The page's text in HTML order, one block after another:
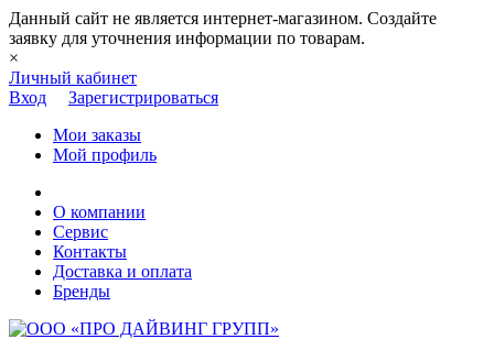
Данный сайт не является интернет-магазином. Создайте
заявку для уточнения информации по товарам.
×
Личный кабинет
Вход
Зарегистрироваться
Мои заказы
Мой профиль
О компании
Сервис
Контакты
Доставка и оплата
Бренды